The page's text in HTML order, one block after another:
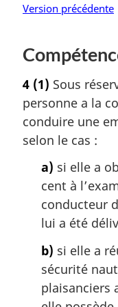
Version précédente
4 (1) Sous
personne a la
conduire une
selon le cas :
a) si elle a
cent à
conducteur
lui a été
b) si elle a
sécurité
plaisanciers